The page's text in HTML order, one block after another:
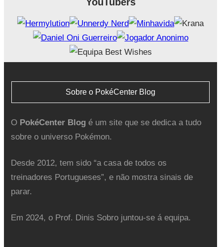
YouTubers
Sobre o PokéCenter Blog
O PokéCenter Blogé um site que se dedica a tudo
sobre o universo Pokémon.
Desde 2012, tem sido “a casa de todos os
treinadores Portugueses”, e não mostra sinais de
parar.
Em 2024, o Prof. Dinis Sobro juntou-se á equipa.